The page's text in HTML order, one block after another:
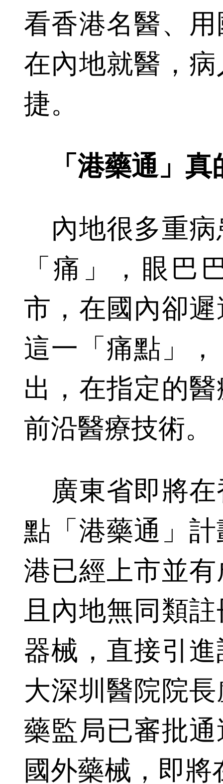
看香港名醫、
在內地就醫，
捷。
「港藥通」
內地很多重病
「痛」，眼巴
市，在國內卻
這一「痛點」
出，在指定的
前沿醫療技術。
廣東省即將在
點「港藥通」
港已經上市並
且內地無同類
器械，直接引
大深圳醫院院
藥監局已審批
國外藥械，即